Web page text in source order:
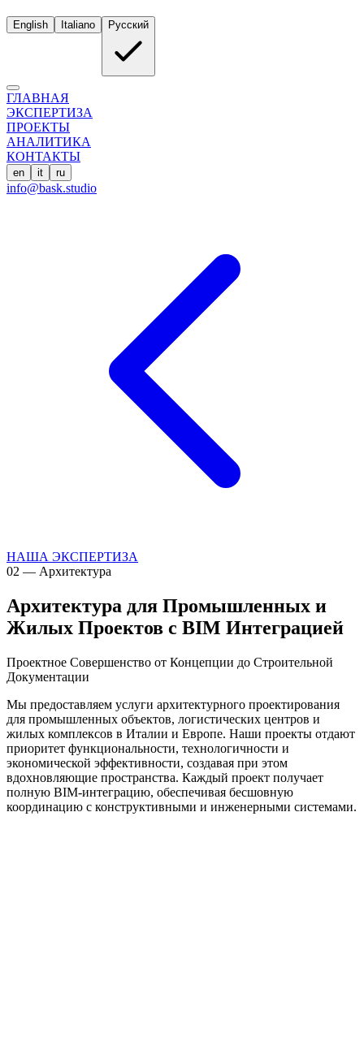
English Italiano Русский
ГЛАВНАЯ
ЭКСПЕРТИЗА
ПРОЕКТЫ
АНАЛИТИКА
КОНТАКТЫ
en it ru
info@bask.studio
НАША ЭКСПЕРТИЗА
02 — Архитектура
Архитектура для Промышленных и
Жилых Проектов с BIM Интеграцией
Проектное Совершенство от Концепции до Строительной
Документации
Мы предоставляем услуги архитектурного проектирования
для промышленных объектов, логистических центров и
жилых комплексов в Италии и Европе. Наши проекты отдают
приоритет функциональности, технологичности и
экономической эффективности, создавая при этом
вдохновляющие пространства. Каждый проект получает
полную BIM-интеграцию, обеспечивая бесшовную
координацию с конструктивными и инженерными системами.